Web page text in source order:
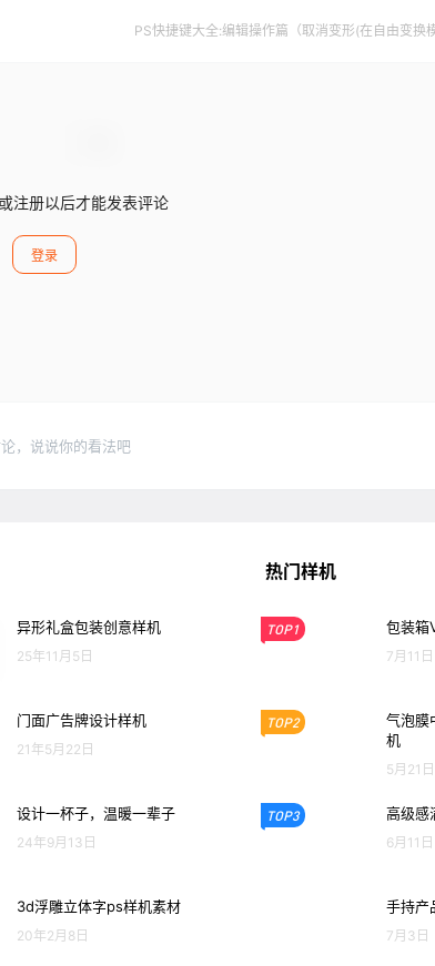
PS快捷键大全:编辑操作篇（取消变形(在自由变换
注册以后才能发表评论
登录
，说说你的看法吧
异形礼盒包装创意样机
25年11月5日
门面广告牌设计样机
21年5月22日
设计一杯子，温暖一辈子
24年9月13日
3d浮雕立体字ps样机素材
20年2月8日
热门样机
TOP1 包装箱
7月11日
TOP2
气泡膜
机
5月21日
TOP3 高级感
6月11日
手持产
7月3日